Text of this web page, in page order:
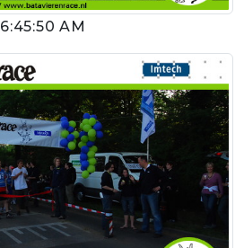
6:45:50 AM